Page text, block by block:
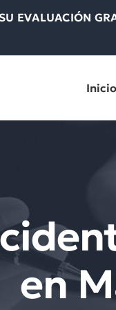
EVALUACIÓN
Inicio
en